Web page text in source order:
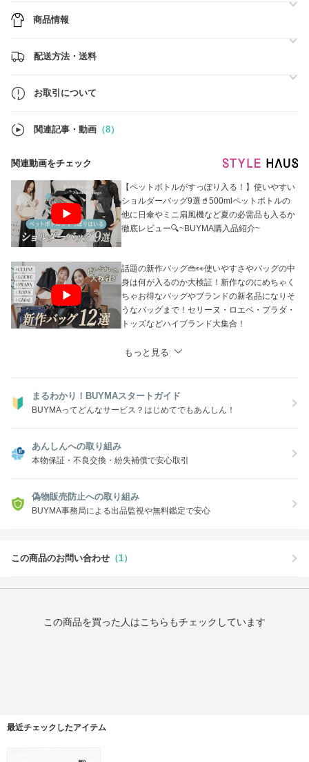
商品情報
配送方法・送料
お取引について
関連記事・動画 （8）
関連動画をチェック
【ペットボトルがすっぽり入る！】使いやすい
ショルダーバッグ9選🥤500mlペットボトルの
他に日傘やミニ扇風機など夏の必需品も入るか
徹底レビュー🔍~BUYMA購入品紹介~
話題の新作バッグ👜👀使いやすさやバッグの中
身は何が入るのか大検証！新作なのにめちゃく
ちゃお得なバッグやブランドの新名品になりそ
うなバッグまで！セリーヌ・ロエベ・プラダ・
トッズなどハイブランド大集合！
もっと見る
まるわかり！BUYMAスタートガイド
BUYMAってどんなサービス？はじめてでもあんしん！
あんしんへの取り組み
本物保証・不良交換・紛失補償で安心取引
偽物販売防止への取り組み
BUYMA事務局による出品監視や無料鑑定で安心
この商品のお問い合わせ （1）
この商品を買った人はこちらもチェックしています
最近チェックしたアイテム